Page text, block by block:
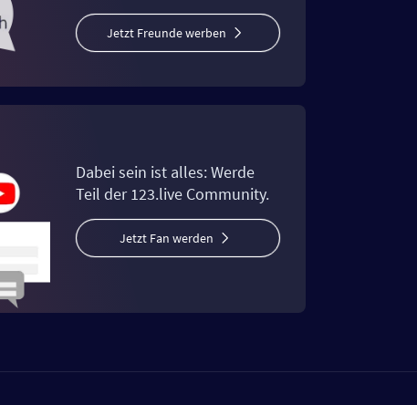
Jetzt Freunde werben
Dabei sein ist alles: Werde
Teil der 123.live Community.
Jetzt Fan werden